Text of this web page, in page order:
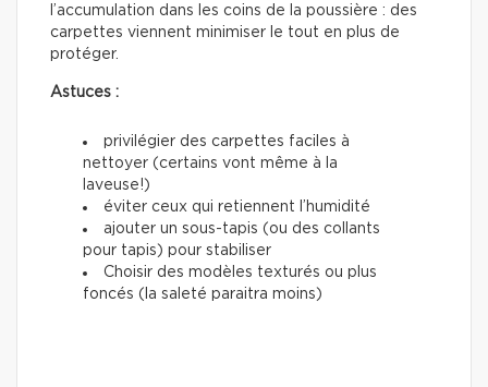
l’accumulation dans les coins de la poussière : des
carpettes viennent minimiser le tout en plus de
protéger.
Astuces :
privilégier des carpettes faciles à
nettoyer (certains vont même à la
laveuse!)
éviter ceux qui retiennent l’humidité
ajouter un sous-tapis (ou des collants
pour tapis) pour stabiliser
Choisir des modèles texturés ou plus
foncés (la saleté paraitra moins)